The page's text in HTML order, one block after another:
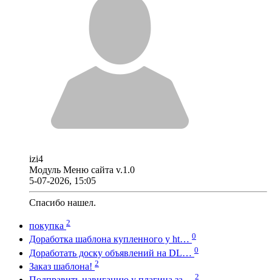
izi4
Модуль Меню сайта v.1.0
5-07-2026, 15:05
Спасибо нашел.
покупка 2
Доработка шаблона купленного у ht… 0
Доработать доску объявлений на DL… 0
Заказ шаблона! 2
2